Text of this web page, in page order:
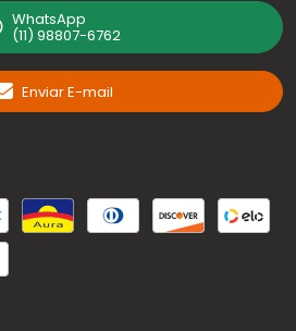
WhatsApp
(11) 98807-6762
Enviar E-mail